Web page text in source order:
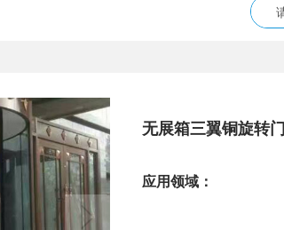
无展箱三翼铜旋转门
应用领域：